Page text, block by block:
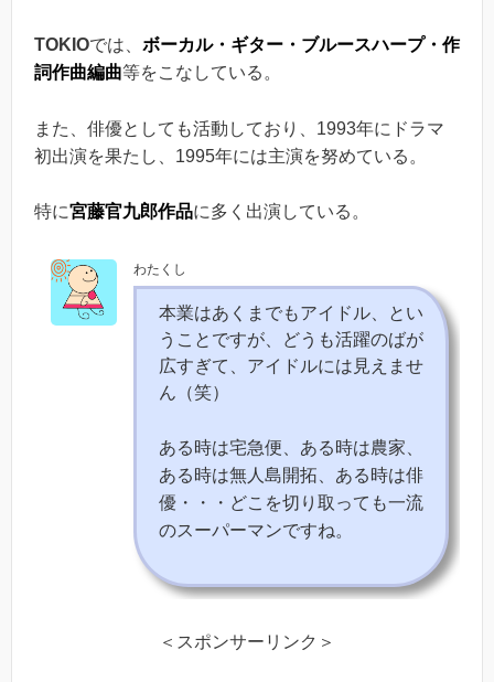
TOKIOでは、 ボーカル・ギター・ブルースハープ・作
詞作曲編曲等をこなしている。
また、俳優としても活動しており、1993年にドラマ
初出演を果たし、1995年には主演を努めている。
特に宮藤官九郎作品に多く出演している。
わたくし
本業はあくまでもアイドル、とい
うことですが、どうも活躍のばが
広すぎて、アイドルには見えませ
ん（笑）
ある時は宅急便、ある時は農家、
ある時は無人島開拓、ある時は俳
優・・・どこを切り取っても一流
のスーパーマンですね。
＜スポンサーリンク＞